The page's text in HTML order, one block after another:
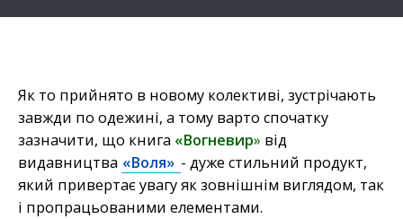
Як то прийнято в новому колективі, зустрічають
завжди по одежині, а тому варто спочатку
зазначити, що книга «Вогневир» від
видавництва «Воля» - дуже стильний продукт,
який привертає увагу як зовнішнім виглядом, так
і пропрацьованими елементами.